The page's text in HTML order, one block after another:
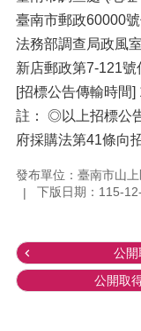
臺南市郵政60000
法務部調查局政風
新店郵政第7-121
[招標公告傳輸時間
註： ◎以上招標公
府採購法第41條向
發布單位：臺南市山
下版日期：115-
公開
公開取